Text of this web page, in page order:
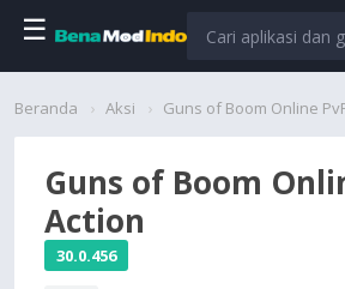
☰
Beranda
Permainan
Cari
Beranda Aksi Guns of Boom Online
Guns of Boom
Action
30.0.456